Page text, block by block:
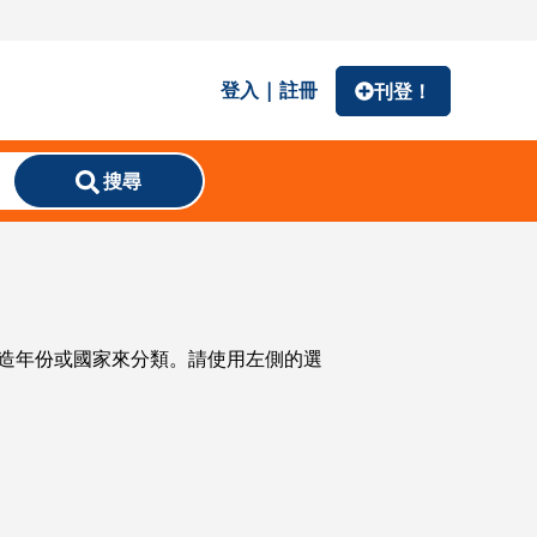
登入 | 註冊 刊登！
搜尋
年份或國家來分類。請使用左側的選